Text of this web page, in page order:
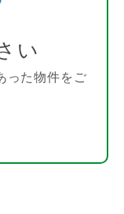
い
った物件をご